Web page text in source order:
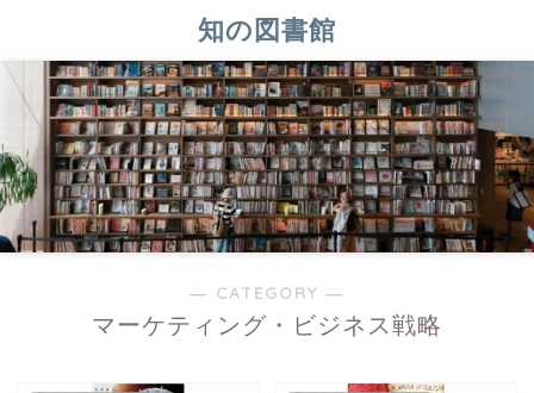
知の図書館
― CATEGORY ―
マーケティング・ビジネス戦略